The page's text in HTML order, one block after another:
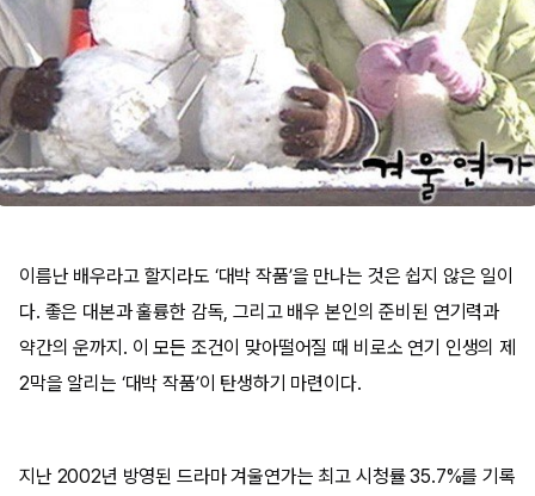
이름난 배우라고 할지라도 ‘대박 작품’을 만나는 것은 쉽지 않은 일이
다. 좋은 대본과 훌륭한 감독, 그리고 배우 본인의 준비된 연기력과
약간의 운까지. 이 모든 조건이 맞아떨어질 때 비로소 연기 인생의 제
2막을 알리는 ‘대박 작품’이 탄생하기 마련이다.
지난 2002년 방영된 드라마 겨울연가는 최고 시청률 35.7%를 기록